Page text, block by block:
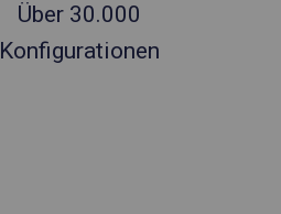
Über 30.000
Konfigurationen